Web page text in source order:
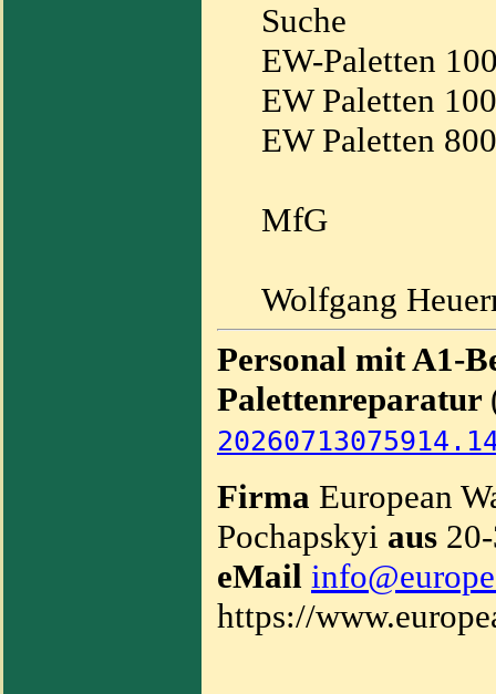
Suche
EW-Paletten
EW Paletten
EW Paletten
MfG
Wolfgang
Personal mit A1-
Palettenreparatur
Firma European
Pochapskyi aus
eMail
https://